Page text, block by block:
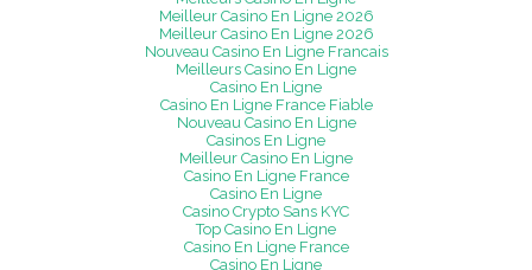
Meilleur Casino En Ligne 2026
Meilleur Casino En Ligne 2026
Nouveau Casino En Ligne Francais
Meilleurs Casino En Ligne
Casino En Ligne
Casino En Ligne France Fiable
Nouveau Casino En Ligne
Casinos En Ligne
Meilleur Casino En Ligne
Casino En Ligne France
Casino En Ligne
Casino Crypto Sans KYC
Top Casino En Ligne
Casino En Ligne France
Casino En Ligne